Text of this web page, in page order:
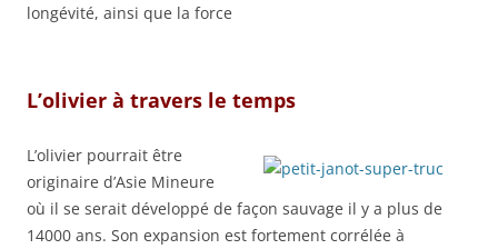
longévité, ainsi que la force
L’olivier à travers le temps
L’olivier pourrait être
originaire d’Asie Mineure
où il se serait développé de façon sauvage il y a plus de
14000 ans. Son expansion est fortement corrélée à